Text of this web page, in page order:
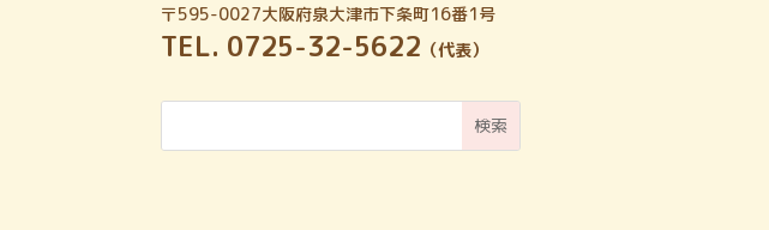
〒595-0027大阪府泉大津市下条町16番1号
TEL. 0725-32-5622 （代表）